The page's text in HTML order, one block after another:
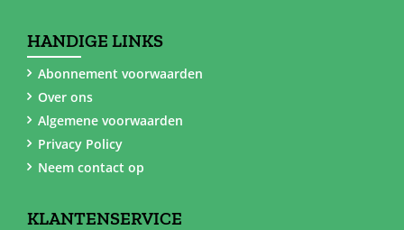
HANDIGE LINKS
Abonnement voorwaarden
Over ons
Algemene voorwaarden
Privacy Policy
Neem contact op
KLANTENSERVICE